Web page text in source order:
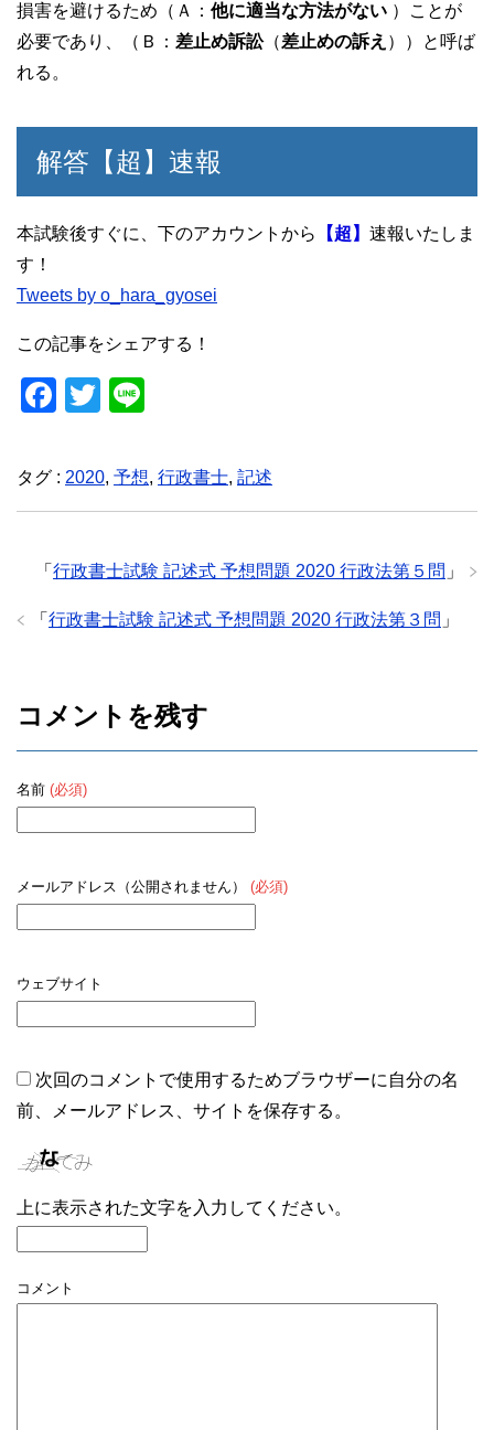
損害を避けるため（Ａ： 他に適当な方法がない ）ことが
必要であり、（Ｂ： 差止め訴訟（差止めの訴え ））と呼ば
れる。
解答【超】速報
本試験後すぐに、下のアカウントから 【超】 速報いたしま
す！
Tweets by o_hara_gyosei
この記事をシェアする！
F
c
e
o
o
T
tt
er
e
タグ : 2020, 予想, 行政書士, 記述
「 行政書士試験 記述式 予想問題 2020 行政法第５問 」
「 行政書士試験 記述式 予想問題 2020 行政法第３問 」
コメントを残す
名前 (必須)
メールアドレス（公開されません） (必須)
ウェブサイト
次回のコメントで使用するためブラウザーに自分の名
前、メールアドレス、サイトを保存する。
上に表示された文字を入力してください。
コメント